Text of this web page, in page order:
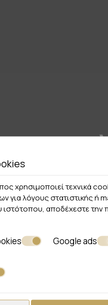
χρησιμοποιεί τεχνικά
για λόγους στατιστικής ή
αποδέχεστε την
Google ads